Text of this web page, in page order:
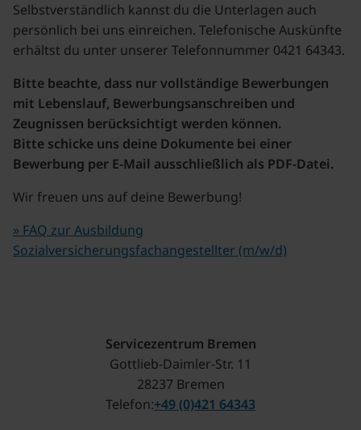
Selbstverständlich kannst du die Unterlagen auch
persönlich bei uns einreichen. Telefonische Auskünfte
erhältst du unter unserer Telefonnummer 0421 64343.
Bitte beachte, dass nur vollständige Bewerbungen
mit Lebenslauf, Bewerbungsanschreiben und
Zeugnissen berücksichtigt werden können.
Bitte schicke uns deine Dokumente bei einer
Bewerbung per E-Mail ausschließlich als PDF-Datei.
Wir freuen uns auf deine Bewerbung!
» FAQ zur Ausbildung
Sozialversicherungsfachangestellter (m/w/d)
Servicezentrum Bremen
Gottlieb-Daimler-Str. 11
28237 Bremen
Telefon +49 (0)421 64343